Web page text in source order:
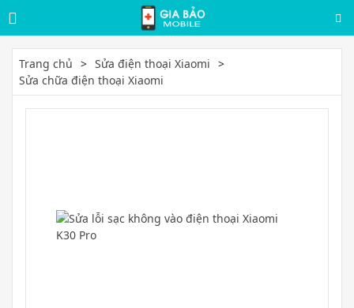
Trang chủ
Sửa điện thoại Xiaomi
Sửa chữa điện thoại Xiaomi